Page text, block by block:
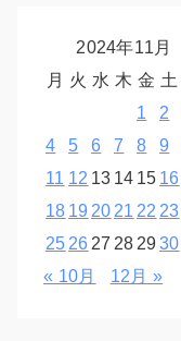
2024年11月
月 火 水 木 金 土
1
2
4
5 6 7 8 9
11 12 13 14 15 16
18 19 20 21 22 23
25 26 27 28 2930
« 10月
12月 »